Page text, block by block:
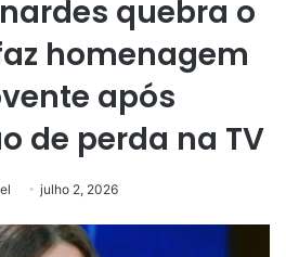
quebra o
homenagem
após
de perda na TV
julho 2, 2026